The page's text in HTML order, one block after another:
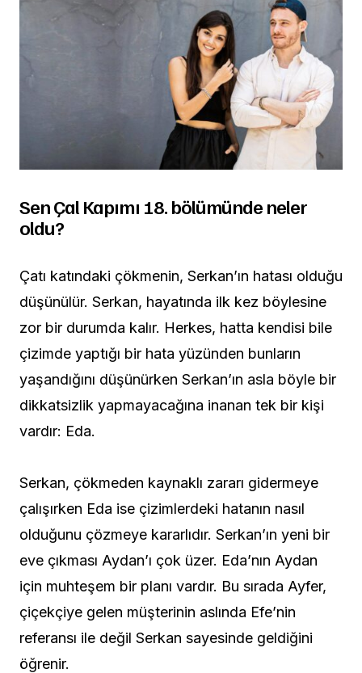
Sen Çal Kapımı 18. bölümünde neler
oldu?
Çatı katındaki çökmenin, Serkan’ın hatası olduğu
düşünülür. Serkan, hayatında ilk kez böylesine
zor bir durumda kalır. Herkes, hatta kendisi bile
çizimde yaptığı bir hata yüzünden bunların
yaşandığını düşünürken Serkan’ın asla böyle bir
dikkatsizlik yapmayacağına inanan tek bir kişi
vardır: Eda.
Serkan, çökmeden kaynaklı zararı gidermeye
çalışırken Eda ise çizimlerdeki hatanın nasıl
olduğunu çözmeye kararlıdır. Serkan’ın yeni bir
eve çıkması Aydan’ı çok üzer. Eda’nın Aydan
için muhteşem bir planı vardır. Bu sırada Ayfer,
çiçekçiye gelen müşterinin aslında Efe’nin
referansı ile değil Serkan sayesinde geldiğini
öğrenir.